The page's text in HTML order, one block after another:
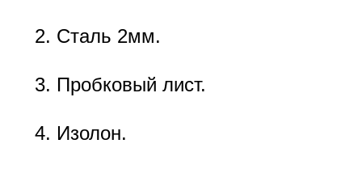
Сталь 2мм.
Пробковый лист.
Изолон.